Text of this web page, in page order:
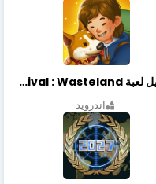
تحميل لعبة Merge Survival : Wasteland مهكرة أخر إصدار
اندرويد